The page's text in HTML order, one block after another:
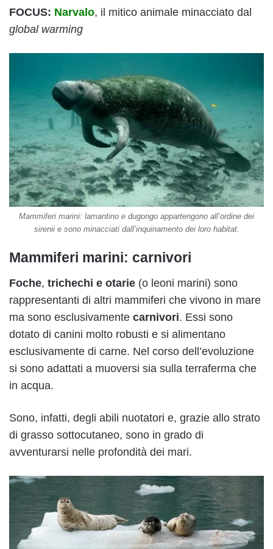
FOCUS: Narvalo, il mitico animale minacciato dal
global warming
Mammiferi marini: lamantino e dugongo appartengono all’ordine dei
sirenii e sono minacciati dall’inquinamento dei loro habitat.
Mammiferi marini: carnivori
Foche, trichechi e otarie (o leoni marini) sono
rappresentanti di altri mammiferi che vivono in mare
ma sono esclusivamente carnivori. Essi sono
dotato di canini molto robusti e si alimentano
esclusivamente di carne. Nel corso dell’evoluzione
si sono adattati a muoversi sia sulla terraferma che
in acqua.
Sono, infatti, degli abili nuotatori e, grazie allo strato
di grasso sottocutaneo, sono in grado di
avventurarsi nelle profondità dei mari.